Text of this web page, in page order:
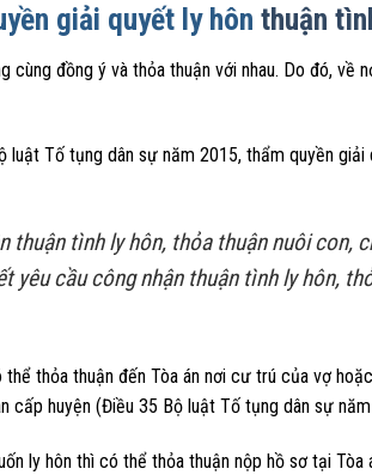
giải quyết ly hôn thuận
cùng đồng ý và thỏa thuận với nhau. Do đó, về
Tố tụng dân sự năm 2015, thẩm quyền
thuận tình ly hôn, thỏa thuận nuôi con,
yêu cầu công nhận thuận tình ly hôn,
thể thỏa thuận đến Tòa án nơi cư trú của vợ
cấp huyện (Điều 35 Bộ luật Tố tụng dân sự
ly hôn thì có thể thỏa thuận nộp hồ sơ tại